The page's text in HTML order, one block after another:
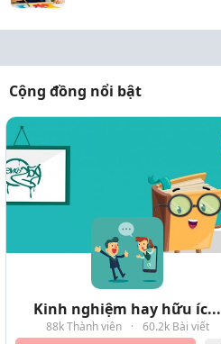
Cộng đồng nổi bật
Kinh nghiệm hay hữu íc...
88k Thành viên · 60.2k Bài viết